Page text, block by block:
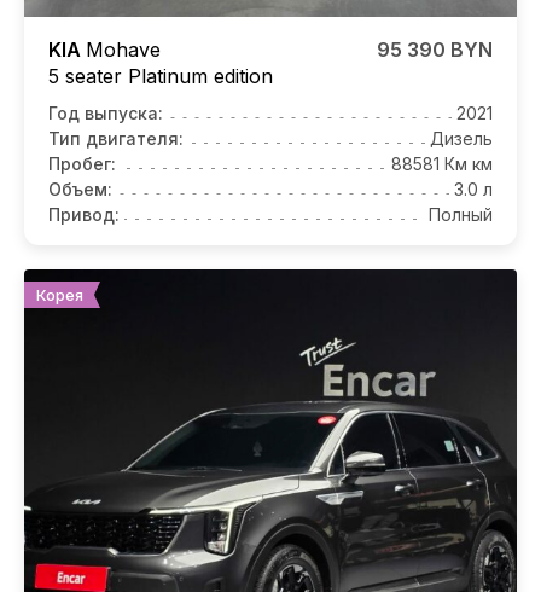
KIA Mohave
5 seater Platinum edition
95 390 BYN
Год выпуска:
2021
Тип двигателя:
Дизель
Пробег:
88581 Км км
Объем:
3.0 л
Привод:
Полный
Корея